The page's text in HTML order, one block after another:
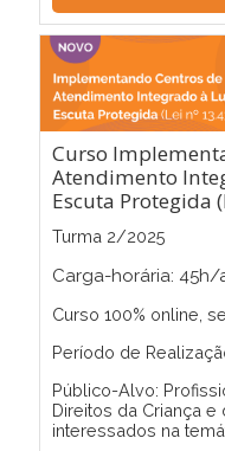
Curso
Atendimento
Escuta Protegida
Turma 2/2025
Carga-horária: 45h/
Curso 100% online,
Período de
Público-Alvo:
Direitos da Criança
interessados na